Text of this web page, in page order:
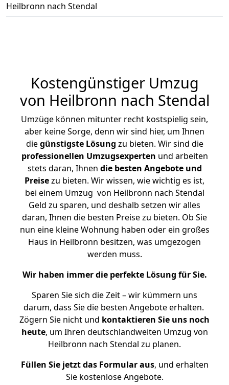
Heilbronn nach Stendal
Kostengünstiger Umzug
von Heilbronn nach Stendal
Umzüge können mitunter recht kostspielig sein,
aber keine Sorge, denn wir sind hier, um Ihnen
diegünstigste Lösung zu bieten. Wir sind die
professionellen Umzugsexperten und arbeiten
stets daran, Ihnen die besten Angebote und
Preisezu bieten. Wir wissen, wie wichtig es ist,
bei einem Umzug von Heilbronn nach Stendal
Geld zu sparen, und deshalb setzen wir alles
daran, Ihnen die besten Preise zu bieten. Ob Sie
nun eine kleine Wohnung haben oder ein großes
Haus in Heilbronn besitzen, was umgezogen
werden muss.
Wir haben immer die perfekte Lösung für Sie.
Sparen Sie sich die Zeit – wir kümmern uns
darum, dass Sie die besten Angebote erhalten.
Zögern Sie nicht und kontaktieren Sie uns noch
heute, um Ihren deutschlandweiten Umzug von
Heilbronn nach Stendal zu planen.
Füllen Sie jetzt das Formular aus, und erhalten
Sie kostenlose Angebote.